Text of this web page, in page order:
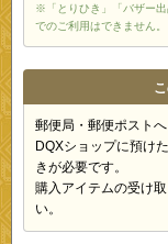
※「とりひき」「バザー出
でのご利用はできません。
郵便局・郵便ポスト
DQXショップに預け
きが必要です。
購入アイテムの受け
い。